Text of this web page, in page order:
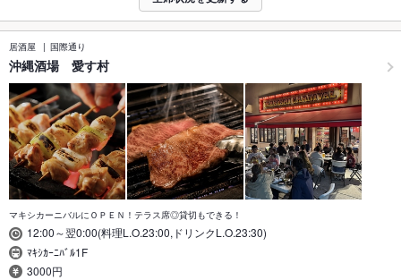
居酒屋 国際通り
沖縄酒場 愛す村
マキシカーニバルにＯＰＥＮ！テラス席◎貸切もできる！
12:00～翌0:00(料理L.O.23:00,ドリンクL.O.23:30)
ﾏｷｼｶｰﾆﾊﾞﾙ1F
3000円